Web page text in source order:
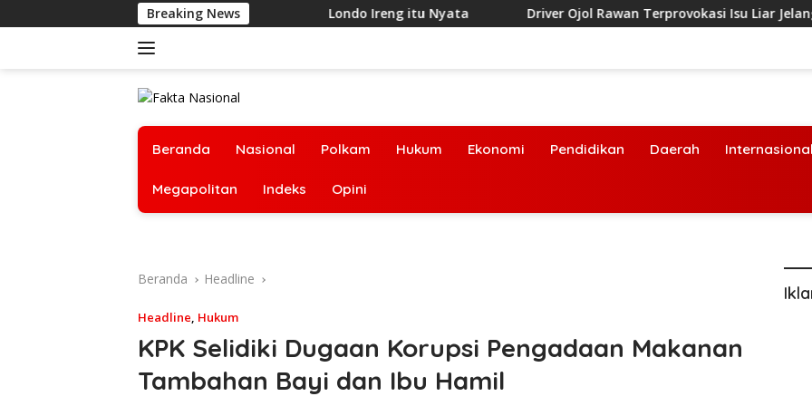
ke
Breaking News Londo Ireng itu Nyata Driver Ojol Rawan Terprovokasi Isu Liar Jelang HUT
Beranda Nasional Polkam Hukum Ekonomi Pendidikan Daerah Internasional
Megapolitan Indeks Opini
Beranda Headline
Headline, Hukum
KPK Selidiki Dugaan Korupsi Pengadaan Makanan
Tambahan Bayi dan Ibu Hamil